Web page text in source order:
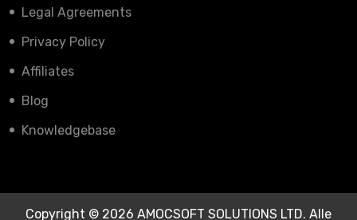
Legal Agreements
Privacy Policy
Affiliates
Blog
Knowledgebase
Copyright © 2026 AMOCSOFT SOLUTIONS LTD. Alle